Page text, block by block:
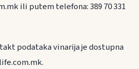
ili putem telefona: 389 70 331
podataka vinarija je dostupna